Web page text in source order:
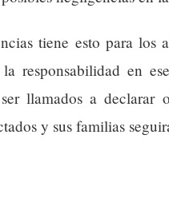
tiene esto para los
responsabilidad en
llamados a declarar
y sus familias